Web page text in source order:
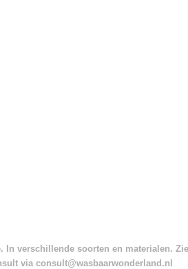
verschillende soorten en materialen.
via consult@wasbaarwonderland.nl